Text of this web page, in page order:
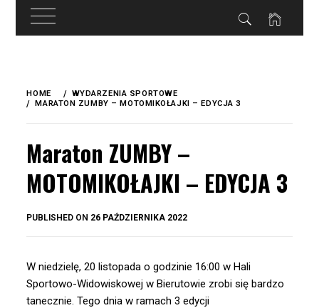
treści
content
HOME
WYDARZENIA SPORTOWE
MARATON ZUMBY – MOTOMIKOŁAJKI – EDYCJA 3
Maraton ZUMBY –
MOTOMIKOŁAJKI – EDYCJA 3
PUBLISHED ON 26 PAŹDZIERNIKA 2022
W niedzielę, 20 listopada o godzinie 16:00 w Hali
Sportowo-Widowiskowej w Bierutowie zrobi się bardzo
tanecznie. Tego dnia w ramach 3 edycji